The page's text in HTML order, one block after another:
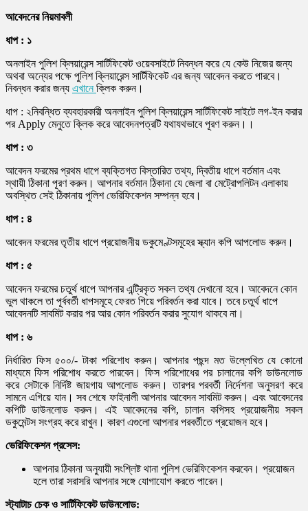
আবেদনের নিয়মাবলী
ধাপ : ১
অনলাইন পুলিশ ক্লিয়ারেন্স সার্টিফিকেট ওয়েবসাইটে নিবন্ধন করে যে কেউ নিজের জন্য
অথবা অন্যের পক্ষে পুলিশ ক্লিয়ারেন্স সার্টিফিকেট এর জন্য আবেদন করতে পারবে।
নিবন্ধন করার জন্য এখানেক্লিক করুন।
ধাপ : ২নিবন্ধিত ব্যবহারকারী অনলাইন পুলিশ ক্লিয়ারেন্স সার্টিফিকেট সাইটে লগ-ইন করার
পর Apply মেনুতে ক্লিক করে আবেদনপত্রটি যথাযথভাবে পূরণ করুন।।
ধাপ : ৩
আবেদন ফরমের প্রথম ধাপে ব্যক্তিগত বিস্তারিত তথ্য, দ্বিতীয় ধাপে বর্তমান এবং
স্থায়ী ঠিকানা পূরণ করুন। আপনার বর্তমান ঠিকানা যে জেলা বা মেট্রোপলিটন এলাকায়
অবস্থিত সেই ঠিকানায় পুলিশ ভেরিফিকেশন সম্পন্ন হবে।
ধাপ : ৪
আবেদন ফরমের তৃতীয় ধাপে প্রয়োজনীয় ডকুমেণ্টসমূহের স্ক্যান কপি আপলোড করুন।
ধাপ : ৫
আবেদন ফরমের চতুর্থ ধাপে আপনার এন্ট্রিকৃত সকল তথ্য দেখানো হবে। আবেদনে কোন
ভুল থাকলে তা পূর্ববর্তী ধাপসমূহে ফেরত গিয়ে পরিবর্তন করা যাবে। তবে চতুর্থ ধাপে
আবেদনটি সাবমিট করার পর আর কোন পরিবর্তন করার সুযোগ থাকবে না।
ধাপ : ৬
নির্ধারিত ফিস ৫০০/- টাকা পরিশোধ করুন। আপনার পছন্দ মত উল্লেখিত যে কোনো
মাধ্যমে ফিস পরিশোধ করতে পারবেন। ফিস পরিশোধের পর চালানের কপি ডাউনলোড
করে সেটাকে নির্দিষ্ট জায়গায় আপলোড করুন। তারপর পরবর্তী নির্দেশনা অনুসরণ করে
সামনে এগিয়ে যান। সব শেষে ফাইনালী আপনার আবেদন সাবমিট করুন। এবং আবেদনের
কপিটি ডাউনলোড করুন। এই আবেদনের কপি, চালান কপিসহ প্রয়োজনীয় সকল
ডকুমেন্টস সংগ্রহ করে রাখুন। কারণ এগুলো আপনার পরবর্তীতে প্রয়োজন হবে।
ভেরিফিকেশন প্রসেস:
আপনার ঠিকানা অনুযায়ী সংশ্লিষ্ট থানা পুলিশ ভেরিফিকেশন করবেন। প্রয়োজন
হলে তারা সরাসরি আপনার সঙ্গে যোগাযোগ করতে পারেন।
স্ট্যাটাচ চেক ও সার্টিফিকেট ডাউনলোড: